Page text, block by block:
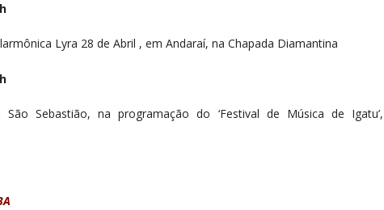
Lyra 28 de Abril , em Andaraí, na Chapada Diamantina
Sebastião, na programação do ‘Festival de Música de